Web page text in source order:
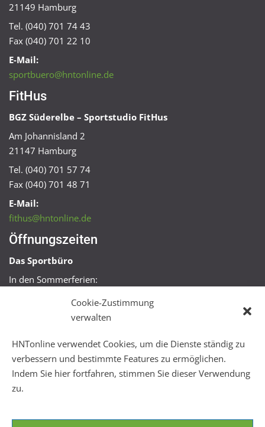
Cookie-Zustimmung
verwalten
HNTonline verwendet Cookies, um die Dienste ständig zu
verbessern und bestimmte Features zu ermöglichen.
Indem Sie hier fortfahren, stimmen Sie dieser Verwendung
zu.
21149 Hamburg
Tel. (040) 701 74 43
Fax (040) 701 22 10
E-Mail:
sportbuero@hntonline.de
FitHus
BGZ Süderelbe – Sportstudio FitHus
Am Johannisland 2
21147 Hamburg
Tel. (040) 701 57 74
Fax (040) 701 48 71
E-Mail:
fithus@hntonline.de
Öffnungszeiten
Das Sportbüro
In den Sommerferien:
Mo + Mi 16:00 – 18:00 Uhr
Mo – Fr 08:00 – 22:00 Uhr
Sa + So 10:00 – 18:00 Uhr